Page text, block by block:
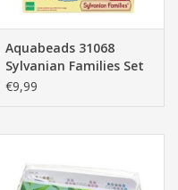
Aquabeads 31068
Sylvanian Families Set
€9,99